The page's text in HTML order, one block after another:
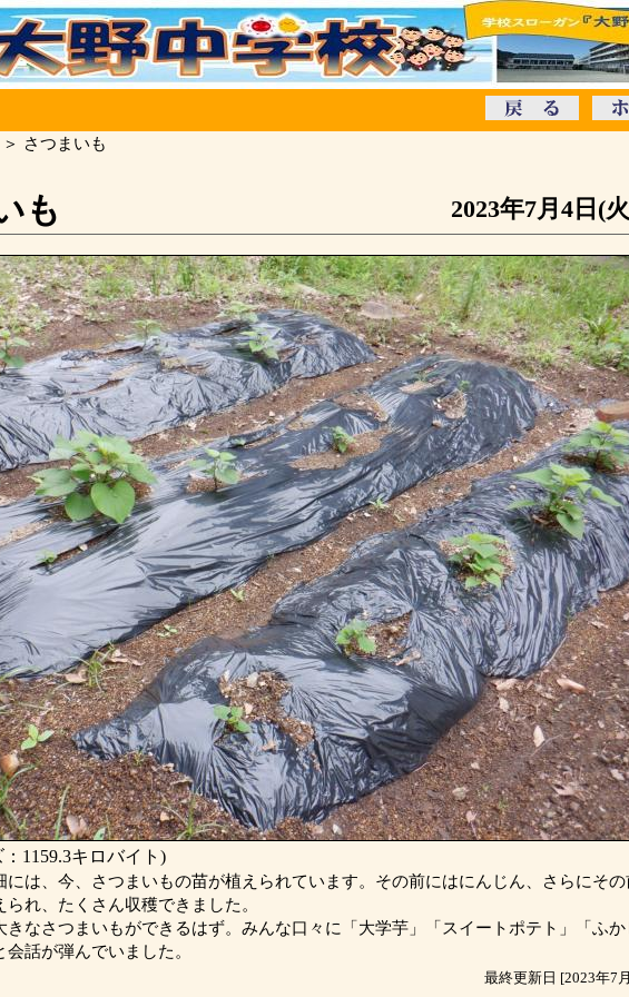
＞ さつまいも
も 2023年7月4日(
1159.3キロバイト)
は、今、さつまいもの苗が植えられています。その前にはにんじん、さらにその
れ、たくさん収穫できました。
なさつまいもができるはず。みんな口々に「大学芋」「スイートポテト」「ふか
話が弾んでいました。
最終更新日 [2023年7